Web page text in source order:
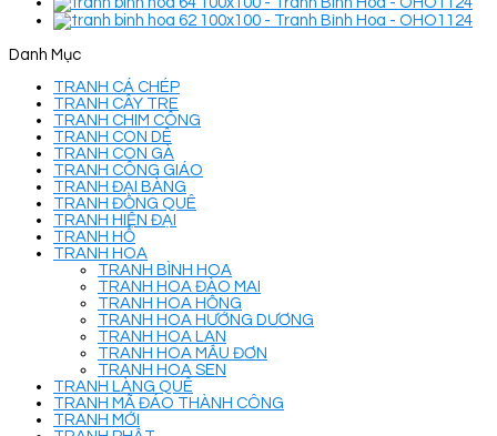
Danh Mục
TRANH CÁ CHÉP
TRANH CÂY TRE
TRANH CHIM CÔNG
TRANH CON DÊ
TRANH CON GÀ
TRANH CÔNG GIÁO
TRANH ĐẠI BÀNG
TRANH ĐỒNG QUÊ
TRANH HIỆN ĐẠI
TRANH HỔ
TRANH HOA
TRANH BÌNH HOA
TRANH HOA ĐÀO MAI
TRANH HOA HỒNG
TRANH HOA HƯỚNG DƯƠNG
TRANH HOA LAN
TRANH HOA MẪU ĐƠN
TRANH HOA SEN
TRANH LÀNG QUÊ
TRANH MÃ ĐÁO THÀNH CÔNG
TRANH MỚI